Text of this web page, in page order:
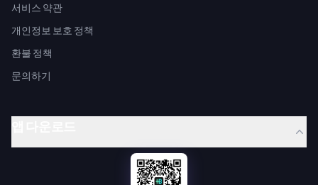
서비스 약관
개인정보 보호 정책
환불 정책
문의하기